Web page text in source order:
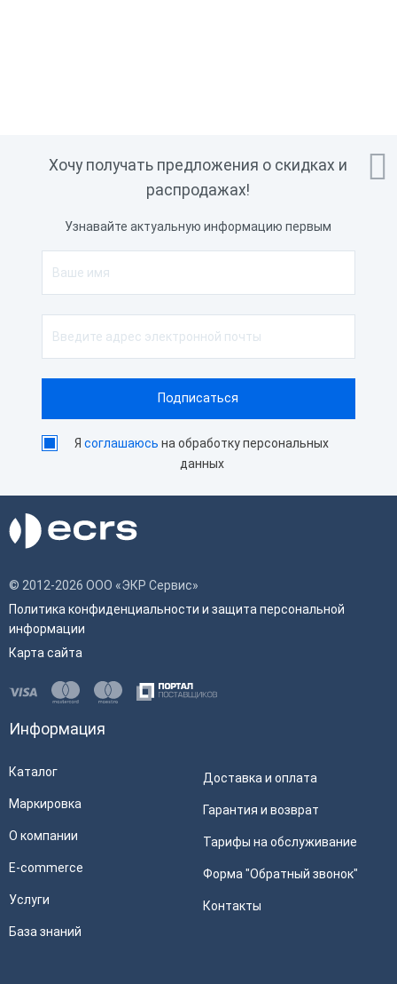

Хочу получать предложения о скидках и
распродажах!
Узнавайте актуальную информацию первым
Ясоглашаюсь на обработку персональных
данных
© 2012-2026 ООО «ЭКР Сервис»
Политика конфиденциальности и защита персональной
информации
Карта сайта
Информация
Каталог
Маркировка
О компании
E-commerce
Услуги
База знаний
Доставка и оплата
Гарантия и возврат
Тарифы на обслуживание
Форма "Обратный звонок"
Контакты